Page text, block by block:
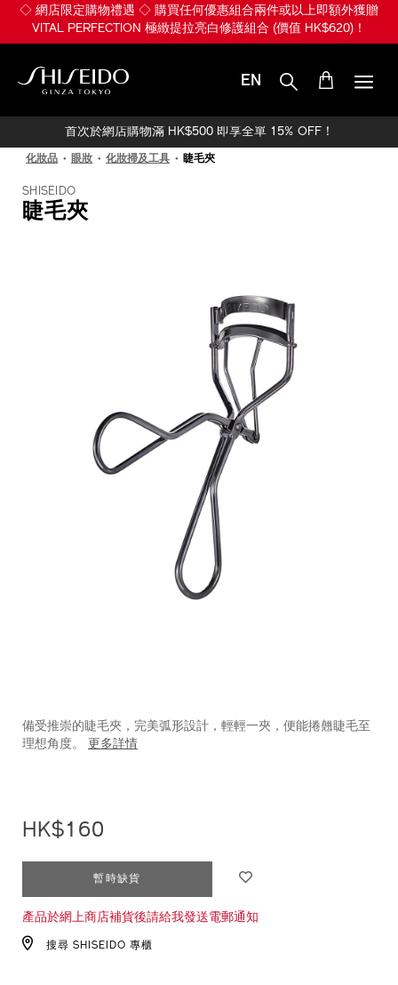
◇ 網店限定購物禮遇 ◇ 購買任何優惠組合兩件或以上即額外獲贈
VITAL PERFECTION 極緻提拉亮白修護組合 (價值 HK$620)！
EN
首次於網店購物滿 HK$500 即享全單 15% OFF！
化妝品 眼妝 化妝掃及工具 睫毛夾
SHISEIDO
睫毛夾
1015009610_hk.html
編
號：
備受推崇的睫毛夾，完美弧形設計，輕輕一夾，便能捲翹睫毛至
理想角度。 更多詳情
HK$160
TO
CART
OPTIONS
PRODUCT
ACTIONS
暫時缺貨
產品於網上商店補貨後請給我發送電郵通知
搜尋 SHISEIDO 專櫃